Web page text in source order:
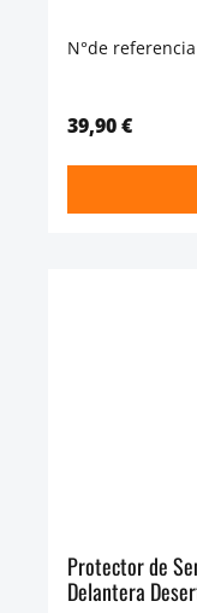
N°de
39,90 €
Protector de
Delantera